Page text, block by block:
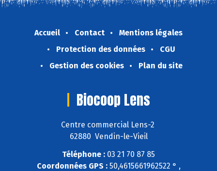
Accueil Contact
Mentions légales
Protection des données
CGU
Gestion des cookies
Plan du site
Biocoop Lens
Centre commercial Lens-2
62880 Vendin-le-Vieil
Téléphone : 03 21 70 87 85
Coordonnées GPS :50,4615661962522 ° ,